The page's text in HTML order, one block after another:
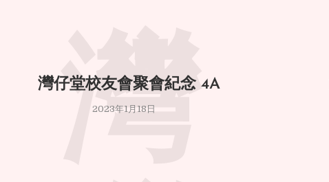
灣仔堂校友會聚會紀念 4A
2023年1月18日
灣